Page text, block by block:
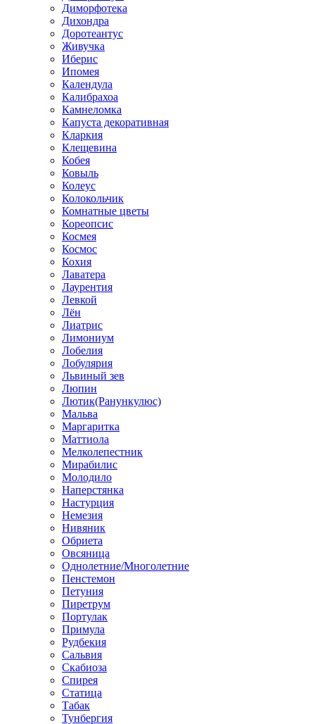
Диморфотека
Дихондра
Доротеантус
Живучка
Иберис
Ипомея
Календула
Калибрахоа
Камнеломка
Капуста декоративная
Кларкия
Клещевина
Кобея
Ковыль
Колеус
Колокольчик
Комнатные цветы
Кореопсис
Космея
Космос
Кохия
Лаватера
Лаурентия
Левкой
Лён
Лиатрис
Лимониум
Лобелия
Лобулярия
Львиный зев
Люпин
Лютик(Ранункулюс)
Мальва
Маргаритка
Маттиола
Мелколепестник
Мирабилис
Молодило
Наперстянка
Настурция
Немезия
Нивяник
Обриета
Овсяница
Однолетние/Многолетние
Пенстемон
Петуния
Пиретрум
Портулак
Примула
Рудбекия
Сальвия
Скабиоза
Спирея
Статица
Табак
Тунбергия